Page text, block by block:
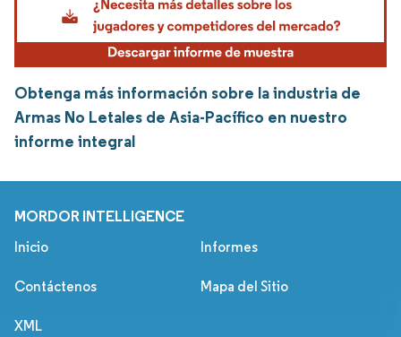
Obtenga más información sobre la industria de
Armas No Letales de Asia-Pacífico en nuestro
informe integral
MORDOR INTELLIGENCE
Inicio Informes
Contáctenos Mapa del Sitio
XML